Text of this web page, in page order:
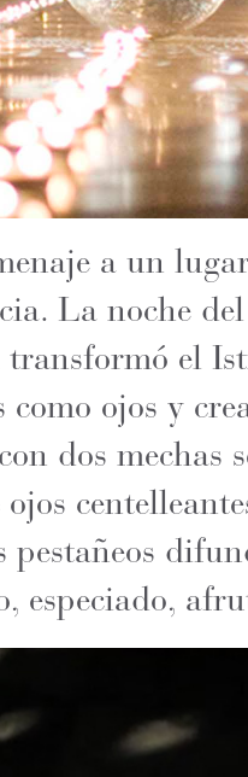
a un
La noche
el
como ojos y
dos mechas
ojos
pestañeos
especiado,